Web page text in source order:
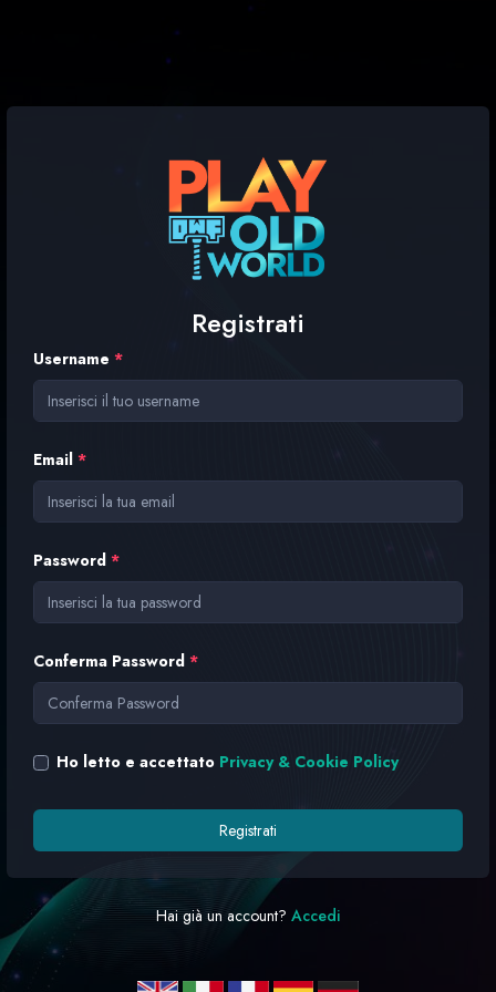
Registrati
Username *
Email *
Password *
Conferma Password *
Ho letto e accettato Privacy & Cookie Policy
Registrati
Hai già un account? Accedi